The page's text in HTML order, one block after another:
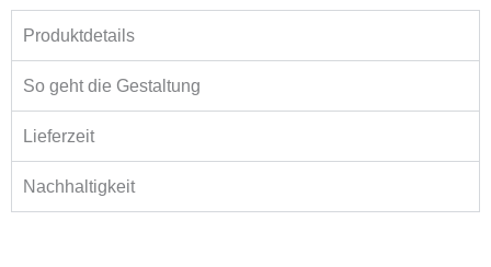
Produktdetails
So geht die Gestaltung
Lieferzeit
Nachhaltigkeit